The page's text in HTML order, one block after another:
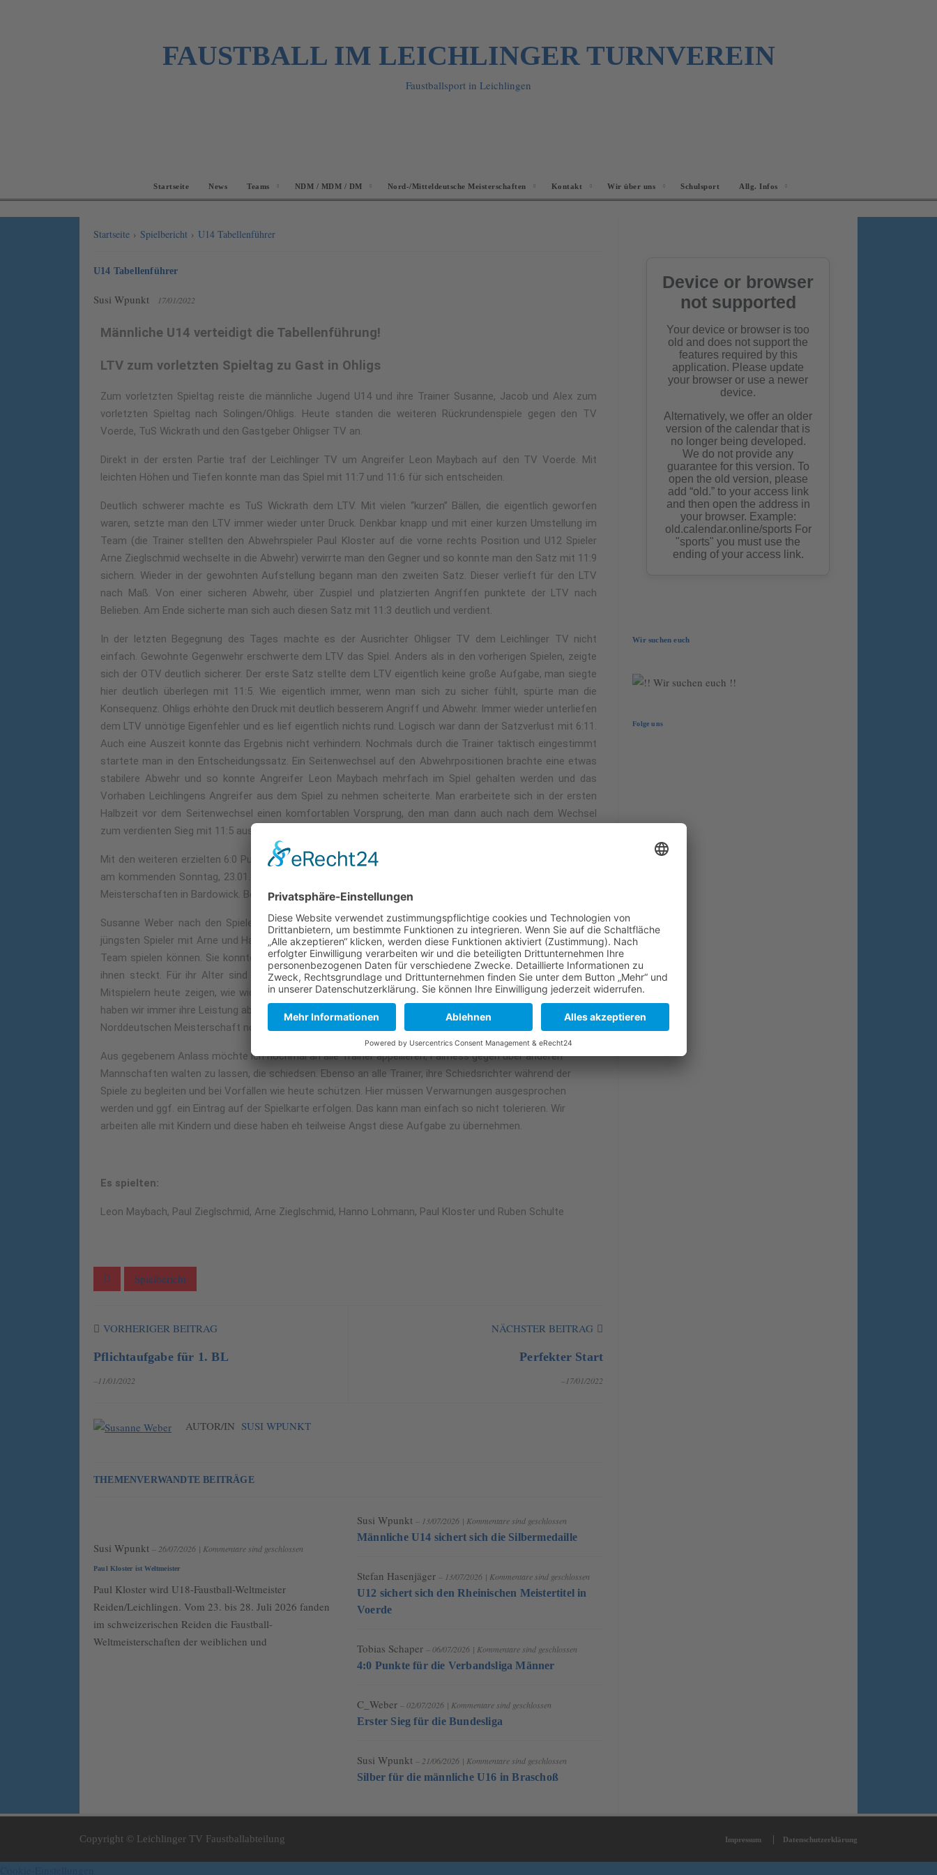
FAUSTBALL IM LEICHLINGER TURNVEREIN
Faustballsport in Leichlingen
Startseite News Teams NDM / MDM / DM Nord-/Mitteldeutsche Meisterschaften Kontakt Wir über uns Schulsport Allg. Infos
Startseite › Spielbericht › U14 Tabellenführer
U14 Tabellenführer
Susi Wpunkt 17/01/2022
Männliche U14 verteidigt die Tabellenführung!
LTV zum vorletzten Spieltag zu Gast in Ohligs
Zum vorletzten Spieltag reiste die männliche Jugend U14 und ihre Trainer Susanne, Jacob und Alex zum
vorletzten Spieltag nach Solingen/Ohligs. Heute standen die weiteren Rückrundenspiele gegen den TV
Voerde, TuS Wickrath und den Gastgeber Ohligser TV an.
Direkt in der ersten Partie traf der Leichlinger TV um Angreifer Leon Maybach auf den TV Voerde. Mit
leichten Höhen und Tiefen konnte man das Spiel mit 11:7 und 11:6 für sich entscheiden.
Deutlich schwerer machte es TuS Wickrath dem LTV. Mit vielen “kurzen” Bällen, die eigentlich geworfen
waren, setzte man den LTV immer wieder unter Druck. Denkbar knapp und mit einer kurzen Umstellung im
Team (die Trainer stellten den Abwehrspieler Paul Kloster auf die vorne rechts Position und U12 Spieler
Arne Zieglschmid wechselte in die Abwehr) verwirrte man den Gegner und so konnte man den Satz mit 11:9
sichern. Wieder in der gewohnten Aufstellung begann man den zweiten Satz. Dieser verlieft für den LTV
nach Maß. Von einer sicheren Abwehr, über Zuspiel und platzierten Angriffen punktete der LTV nach
Belieben. Am Ende sicherte man sich auch diesen Satz mit 11:3 deutlich und verdient.
In der letzten Begegnung des Tages machte es der Ausrichter Ohligser TV dem Leichlinger TV nicht
einfach. Gewohnte Gegenwehr erschwerte dem LTV das Spiel. Anders als in den vorherigen Spielen, zeigte
sich der OTV deutlich sicherer. Der erste Satz stellte dem LTV eigentlich keine große Aufgabe, man siegte
hier deutlich überlegen mit 11:5. Wie eigentlich immer, wenn man sich zu sicher fühlt, spürte man die
Konsequenz. Ohligs erhöhte den Druck mit deutlich besserem Angriff und Abwehr. Immer wieder unterliefen
dem LTV unnötige Eigenfehler und es lief eigentlich nichts rund. Logisch war dann der Satzverlust mit 6:11.
Auch eine Auszeit konnte das Ergebnis nicht verhindern. Nochmals durch die Trainer taktisch eingestimmt
startete man in den Entscheidungssatz. Ein Seitenwechsel auf den Abwehrpositionen brachte eine etwas
stabilere Abwehr und so konnte Angreifer Leon Maybach mehrfach im Spiel gehalten werden und das
Vorhaben Leichlingens Angreifer aus dem Spiel zu nehmen scheiterte. Man erarbeitete sich in der ersten
Halbzeit vor dem Seitenwechsel einen komfortablen Vorsprung, den man dann auch nach dem Wechsel
zum verdienten Sieg mit 11:5 ausbauen konnte.
Mit den weiteren erzielten 6:0 Punkten verteidigt der LTV weiterhin den ersten Tabellenplatz und will diesen
am kommenden Sonntag, 23.01.22, in Leverkusen bestätigen. Ziel ist die Teilnahme an den Norddeutschen
Meisterschaften in Bardowick. Beginn des Spieltages in Leverkusen ist 10:00 Uhr. Es greift die 2G+ Regel.
Susanne Weber nach den Spielen: “Wir als Trainer sind sehr stolz auf unsere Mannschaft. Auch unsere
jüngsten Spieler mit Arne und Hanno (U12) haben heute eine tolle Leistung und eine wichtige Rolle für das
Team spielen können. Sie konnten dem Gegner deutlich Steine in den Weg legen und ihnen zeigen, was in
ihnen steckt. Für ihr Alter sind sie sehr stark, haben schon eine gute Spielübersicht und konnten ihren
Mitspielern heute zeigen, wie wichtig sie für das Team sind. Einfach toll! Die anderen drei Leistungsträger
haben wir immer ihre Leistung abrufen können. Schwankungen haben wir ja immer, daran müssen wir bis zur
Norddeutschen Meisterschaft noch arbeiten.
Aus gegebenem Anlass möchte ich nochmal an alle Trainer appellieren, Fairness gegen über anderen
Mannschaften walten zu lassen, die schiedsen. Ebenso an alle Trainer, ihre Schiedsrichter während der
Spiele zu begleiten und bei Vorfällen wie heute schützen. Hier müssen Verwarnungen ausgesprochen
werden und ggf. ein Eintrag auf der Spielkarte erfolgen. Das kann man einfach so nicht tolerieren. Wir
arbeiten alle mit Kindern und diese haben eh teilweise Angst diese Aufgabe zu übernehmen.
Es spielten:
Leon Maybach, Paul Zieglschmid, Arne Zieglschmid, Hanno Lohmann, Paul Kloster und Ruben Schulte
Spielbericht
VORHERIGER BEITRAG
Pflichtaufgabe für 1. BL
–11/01/2022
NÄCHSTER BEITRAG
Perfekter Start
–17/01/2022
AUTOR/IN SUSI WPUNKT
THEMENVERWANDTE BEITRÄGE
Susi Wpunkt – 26/07/2026 | Kommentare sind geschlossen
Paul Kloster ist Weltmeister
Paul Kloster wird U18-Faustball-Weltmeister
Reiden/Leichlingen. Vom 23. bis 28. Juli 2026 fanden
im schweizerischen Reiden die Faustball-
Weltmeisterschaften der weiblichen und
Susi Wpunkt – 13/07/2026 | Kommentare sind geschlossen
Männliche U14 sichert sich die Silbermedaille
Stefan Hasenjäger – 13/07/2026 | Kommentare sind geschlossen
U12 sichert sich den Rheinischen Meistertitel in
Voerde
Tobias Schaper – 06/07/2026 | Kommentare sind geschlossen
4:0 Punkte für die Verbandsliga Männer
C_Weber – 02/07/2026 | Kommentare sind geschlossen
Erster Sieg für die Bundesliga
Susi Wpunkt – 21/06/2026 | Kommentare sind geschlossen
Silber für die männliche U16 in Braschoß
Wir suchen euch
Folge uns
Impressum Datenschutzerklärung
Copyright © Leichlinger TV Faustballabteilung